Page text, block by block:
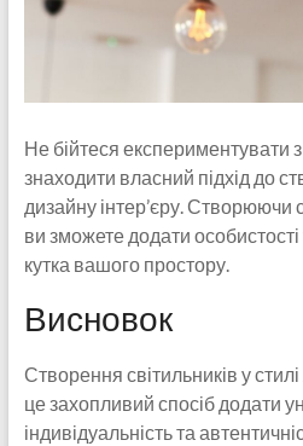
Не бійтеся експериментувати
знаходити власний підхід до
дизайну інтер’єру. Створюючи
ви зможете додати
кутка вашого простору.
Висновок
Створення світильників у
це захопливий спосіб додати
індивідуальність та